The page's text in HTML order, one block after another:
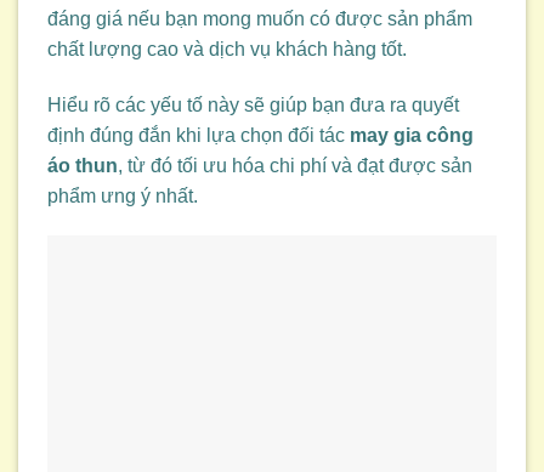
đáng giá nếu bạn mong muốn có được sản phẩm
chất lượng cao và dịch vụ khách hàng tốt.
Hiểu rõ các yếu tố này sẽ giúp bạn đưa ra quyết
định đúng đắn khi lựa chọn đối tác may gia công
áo thun, từ đó tối ưu hóa chi phí và đạt được sản
phẩm ưng ý nhất.